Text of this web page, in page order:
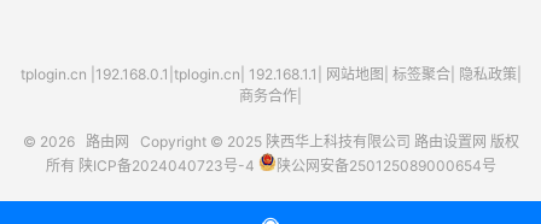
tplogin.cn 192.168.0.1 tplogin.cn 192.168.1.1 网站地图 标签聚合| 隐私政策
商务合作|
© 2026 路由网 Copyright © 2025 陕西华上科技有限公司 路由设置网 版权
所有 陕ICP备2024040723号-4 陕公网安备250125089000654号